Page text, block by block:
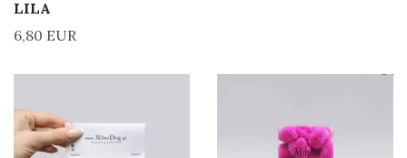
LILA
6,80 EUR